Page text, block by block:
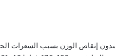
إنقاص الوزن بسبب السعرات